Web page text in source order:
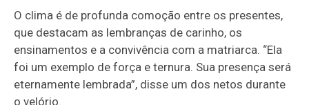
O clima é de profunda comoção entre os presentes,
que destacam as lembranças de carinho, os
ensinamentos e a convivência com a matriarca. “Ela
foi um exemplo de força e ternura. Sua presença será
eternamente lembrada”, disse um dos netos durante
o velório.